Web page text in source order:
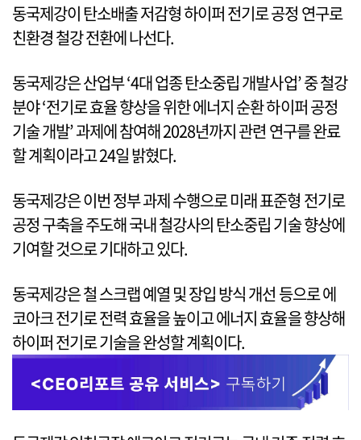
동국제강이 탄소배출 저감형 하이퍼 전기로 공정 연구로
친환경 철강 전환에 나선다.
동국제강은 산업부 ‘4대 업종 탄소중립 개발사업’ 중 철강
분야 ‘전기로 효율 향상을 위한 에너지 순환 하이퍼 공정
기술 개발’ 과제에 참여해 2028년까지 관련 연구를 완료
할 계획이라고 24일 밝혔다.
동국제강은 이번 정부 과제 수행으로 미래 표준형 전기로
공정 구축을 주도해 국내 철강사의 탄소중립 기술 향상에
기여할 것으로 기대하고 있다.
동국제강은 철 스크랩 예열 및 장입 방식 개선 등으로 에
코아크 전기로 전력 효율을 높이고 에너지 효율을 향상해
하이퍼 전기로 기술을 완성할 계획이다.